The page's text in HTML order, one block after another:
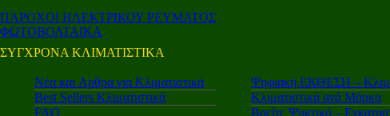
ΠΑΡΟΧΟΙ ΗΛΕΚΤΡΙΚΟΥ ΡΕΥΜΑΤΟΣ
ΦΩΤΟΒΟΛΤΑΙΚΑ
ΣΥΓΧΡΟΝΑ ΚΛΙΜΑΤΙΣΤΙΚΑ
Νέα και Aρθρα για Κλιματιστικά
Best Sellers Κλιματιστικά
FAQ
Ψηφιακή ΕΚΘΕΣΗ –
Κλιματιστικά ανά Μάρκα
Βρείτε Ψυκτικό –